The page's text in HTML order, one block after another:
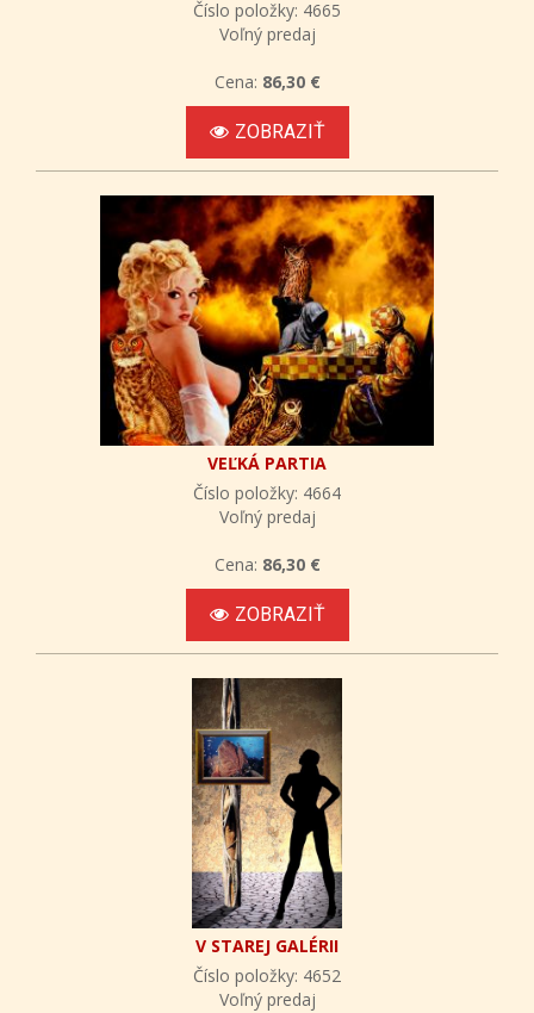
Číslo položky: 4665
Voľný predaj
Cena: 86,30 €
ZOBRAZIŤ
VEĽKÁ PARTIA
Číslo položky: 4664
Voľný predaj
Cena: 86,30 €
ZOBRAZIŤ
V STAREJ GALÉRII
Číslo položky: 4652
Voľný predaj